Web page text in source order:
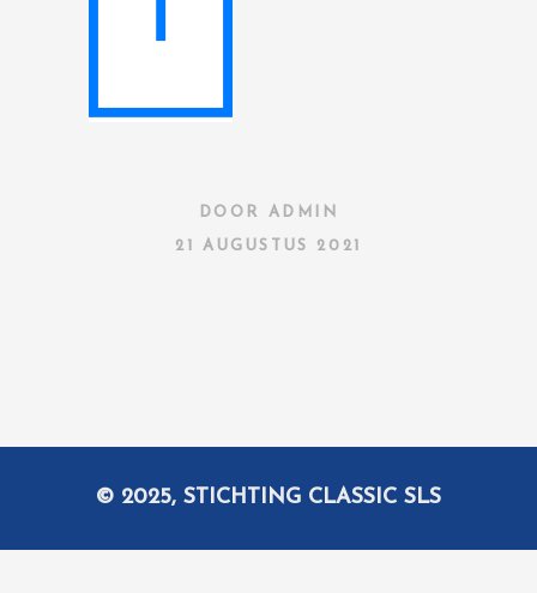
DOOR ADMIN
21 AUGUSTUS 2021
© 2025, STICHTING CLASSIC SLS